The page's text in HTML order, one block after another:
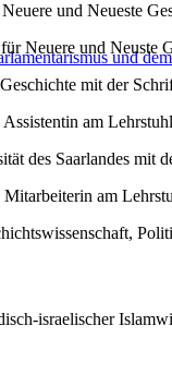
und
und Neueste
Neuere und Neuste
mit der
Assistentin am
des Saarlandes mit
am
israelischer